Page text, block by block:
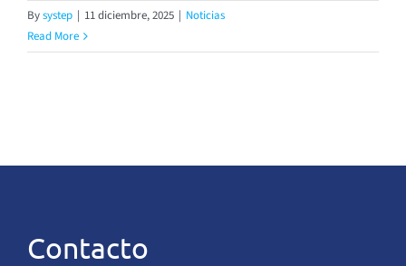
Bysystep | 11 diciembre, 2025 | Noticias
Read More
Contacto